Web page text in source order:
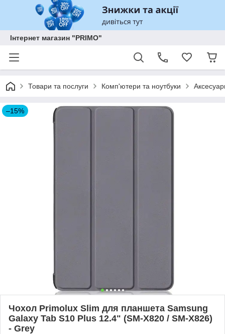
Інтернет магазин "PRIMO"
Товари та послуги Комп'ютери та ноутбуки
–15%
Чохол Primolux Slim для планшета Samsung
Galaxy Tab S10 Plus 12.4" (SM-X820 / SM-X826)
- Grey